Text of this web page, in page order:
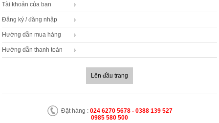
Tài khoản của bạn
Đăng ký / đăng nhập
Hướng dẫn mua hàng
Hướng dẫn thanh toán
Lên đầu trang
Đặt hàng : 024 6270 5678 - 0388 139 527
0985 580 500